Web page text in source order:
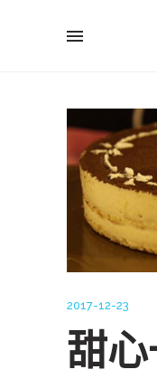
2017-12-23
甜